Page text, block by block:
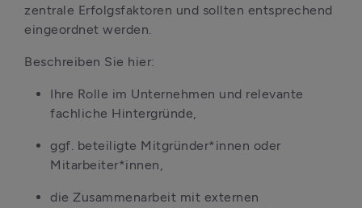
zentrale Erfolgsfaktoren und sollten entsprechend
eingeordnet werden.
Beschreiben Sie hier:
Ihre Rolle im Unternehmen und relevante
fachliche Hintergründe,
ggf. beteiligte Mitgründer*innen oder
Mitarbeiter*innen,
die Zusammenarbeit mit externen